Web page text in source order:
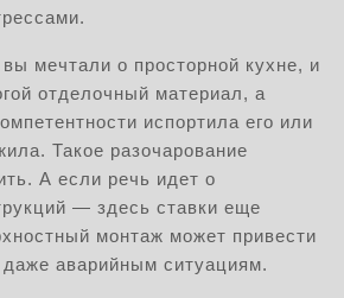
мечтали о просторной кухне, и
отделочный материал, а
испортила его или
Такое разочарование
А если речь идет о
— здесь ставки еще
монтаж может привести
аварийным ситуациям.